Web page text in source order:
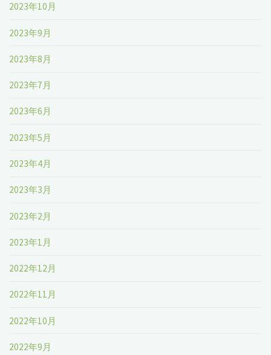
2023年10月
2023年9月
2023年8月
2023年7月
2023年6月
2023年5月
2023年4月
2023年3月
2023年2月
2023年1月
2022年12月
2022年11月
2022年10月
2022年9月